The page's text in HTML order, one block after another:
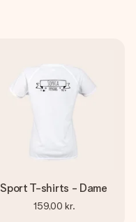
Sport T-shirts - Dame
159,00 kr.